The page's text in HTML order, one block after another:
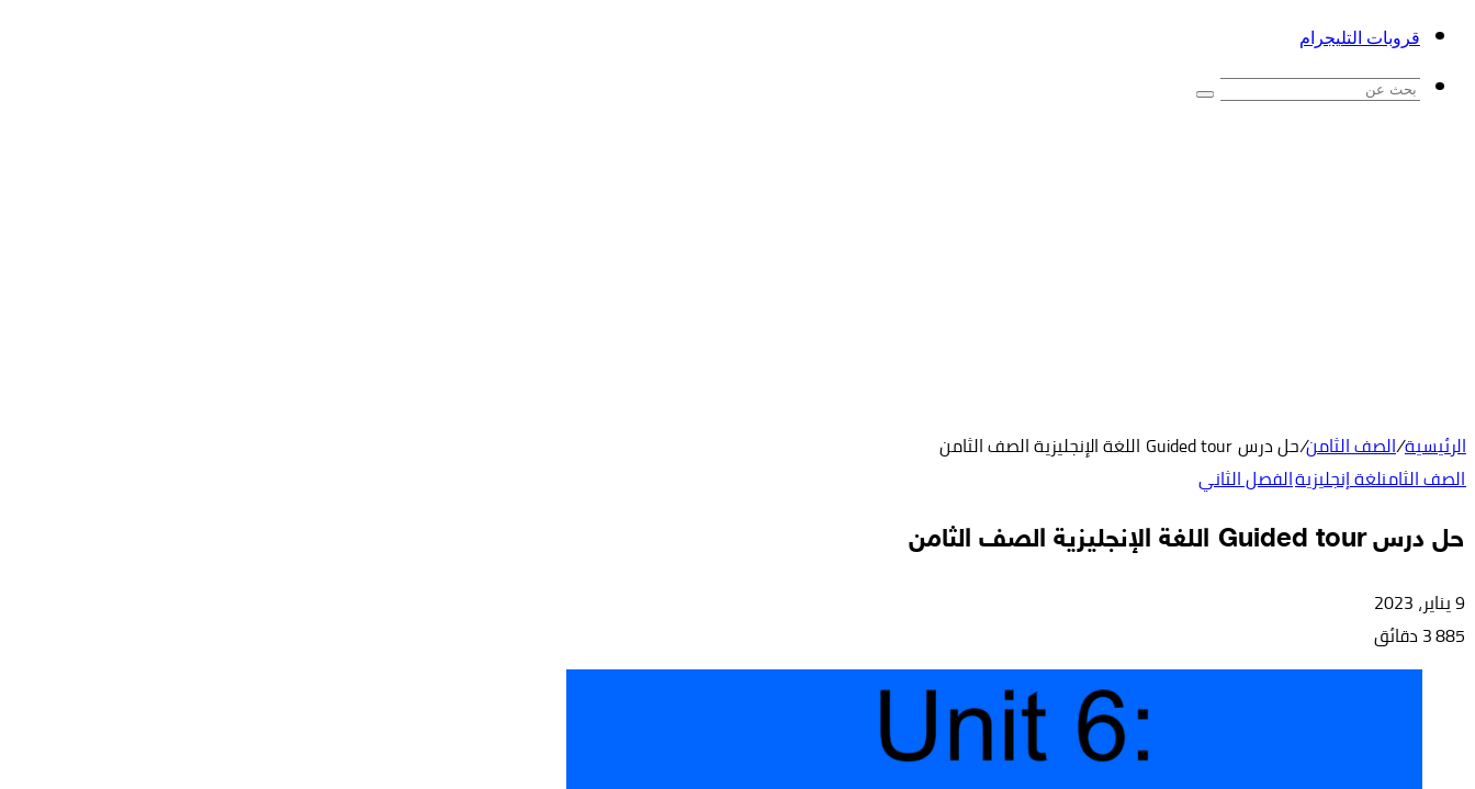
قروبات التليجرام
بحث
الرئيسية/الصف الثامن/حل درس Guided tour اللغة الإنجليزية الصف الثامن
الصف الثامنلغة إنجليزيةالفصل الثاني
حل درس Guided tour اللغة الإنجليزية الصف الثامن
9 يناير، 2023
8853 دقائق